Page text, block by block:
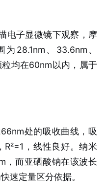
电子显微镜下观察，摩
28.1nm、33.6nm、
均在60nm以内，属于
处的吸收曲线，吸
，线性良好。纳米
，而亚硒酸钠在该波长
速定量区分依据。